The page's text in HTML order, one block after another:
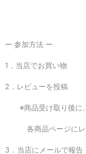
ー 参加方法 ー
1．当店でお買い物
2．レビューを投稿
※商品受け取り後に
各商品ページにレビ
3．当店にメールで報告